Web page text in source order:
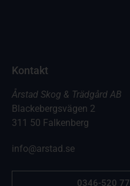
Kontakt
Årstad Skog & Trädgård AB
Blackebergsvägen 2
311 50 Falkenberg
info@arstad.se
0346-520 77